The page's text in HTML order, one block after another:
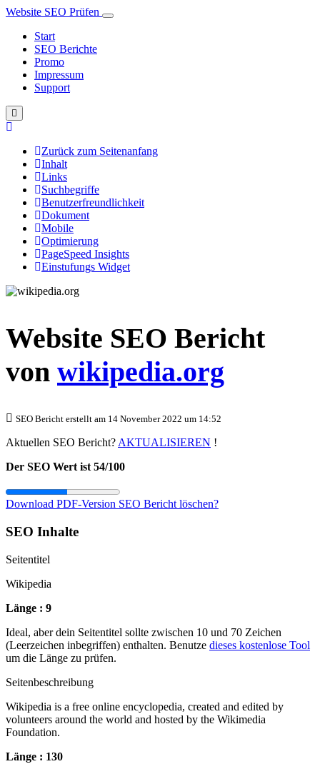
Website SEO Prüfen
Start
SEO Berichte
Promo
Impressum
Support
Zurück zum Seitenanfang
Inhalt
Links
Suchbegriffe
Benutzerfreundlichkeit
Dokument
Mobile
Optimierung
PageSpeed Insights
Einstufungs Widget
Website SEO Bericht
von wikipedia.org
SEO Bericht erstellt am 14 November 2022 um 14:52
Aktuellen SEO Bericht? AKTUALISIEREN !
Der SEO Wert ist 54/100
Download PDF-Version SEO Bericht löschen?
SEO Inhalte
Seitentitel
Wikipedia
Länge : 9
Ideal, aber dein Seitentitel sollte zwischen 10 und 70 Zeichen
(Leerzeichen inbegriffen) enthalten. Benutze dieses kostenlose Tool
um die Länge zu prüfen.
Seitenbeschreibung
Wikipedia is a free online encyclopedia, created and edited by
volunteers around the world and hosted by the Wikimedia
Foundation.
Länge : 130